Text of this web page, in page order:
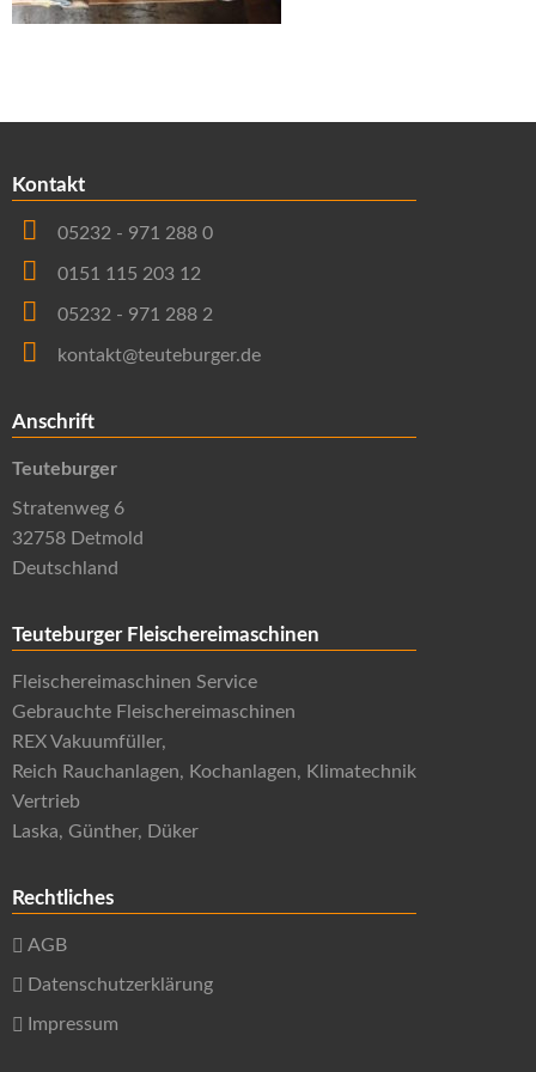
Kontakt
05232 - 971 288 0
0151 115 203 12
05232 - 971 288 2
kontakt@teuteburger.de
Anschrift
Teuteburger
Stratenweg 6
32758 Detmold
Deutschland
Teuteburger Fleischereimaschinen
Fleischereimaschinen Service
Gebrauchte Fleischereimaschinen
REX Vakuumfüller,
Reich Rauchanlagen, Kochanlagen, Klimatechnik
Vertrieb
Laska, Günther, Düker
Rechtliches
AGB
Datenschutzerklärung
Impressum